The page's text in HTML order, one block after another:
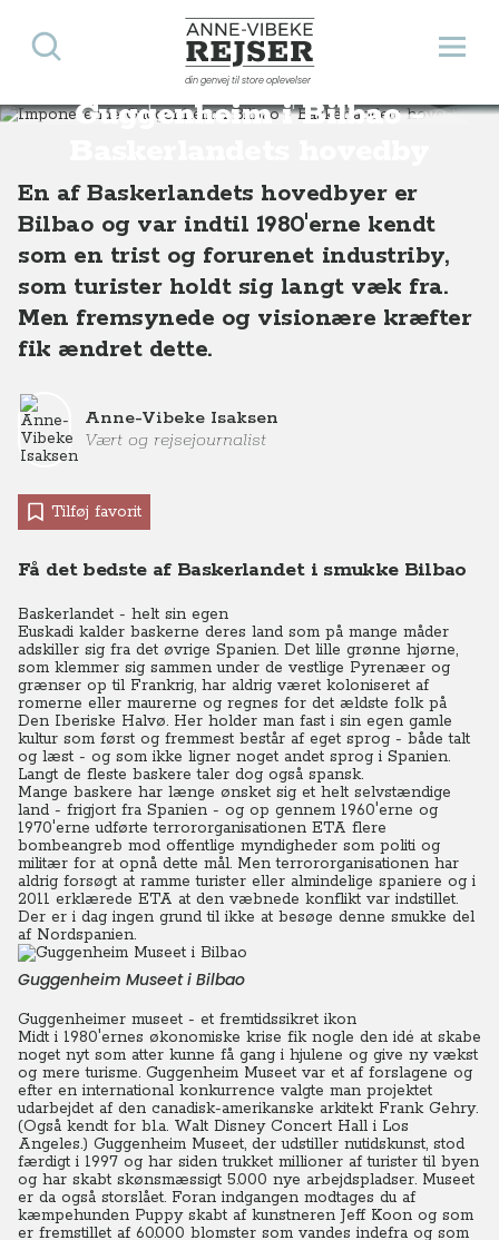
Anne-Vibeke Rejser
din genvej til store oplevelser
Åbn
Søg
Imponerende
Guggenheim i Bilbao -
Destinationer Europa Spanien Imponerende Guggenheim i Bilbao - Baskerlandets hovedby
En af Baskerlandets hovedbyer er
Bilbao og var indtil 1980'erne kendt
som en trist og forurenet industriby,
som turister holdt sig langt væk fra.
Men fremsynede og visionære kræfter
fik ændret dette.
Anne-Vibeke Isaksen
Vært og rejsejournalist
Tilføj favorit
Få det bedste af Baskerlandet i smukke Bilbao
Baskerlandet - helt sin egen
Euskadi kalder baskerne deres land som på mange måder
adskiller sig fra det øvrige Spanien. Det lille grønne hjørne,
som klemmer sig sammen under de vestlige Pyrenæer og
grænser op til Frankrig, har aldrig været koloniseret af
romerne eller maurerne og regnes for det ældste folk på
Den Iberiske Halvø. Her holder man fast i sin egen gamle
kultur som først og fremmest består af eget sprog - både talt
og læst - og som ikke ligner noget andet sprog i Spanien.
Langt de fleste baskere taler dog også spansk.
Mange baskere har længe ønsket sig et helt selvstændige
land - frigjort fra Spanien - og op gennem 1960'erne og
1970'erne udførte terrororganisationen ETA flere
bombeangreb mod offentlige myndigheder som politi og
militær for at opnå dette mål. Men terrororganisationen har
aldrig forsøgt at ramme turister eller almindelige spaniere og i
2011 erklærede ETA at den væbnede konflikt var indstillet.
Der er i dag ingen grund til ikke at besøge denne smukke del
af Nordspanien.
Guggenheim Museet i Bilbao
Guggenheimer museet - et fremtidssikret ikon
Midt i 1980'ernes økonomiske krise fik nogle den idé at skabe
noget nyt som atter kunne få gang i hjulene og give ny vækst
og mere turisme. Guggenheim Museet var et af forslagene og
efter en international konkurrence valgte man projektet
udarbejdet af den canadisk-amerikanske arkitekt Frank Gehry.
(Også kendt for bl.a. Walt Disney Concert Hall i Los
Angeles.) Guggenheim Museet, der udstiller nutidskunst, stod
færdigt i 1997 og har siden trukket millioner af turister til byen
og har skabt skønsmæssigt 5.000 nye arbejdspladser. Museet
er da også storslået. Foran indgangen modtages du af
kæmpehunden Puppy skabt af kunstneren Jeff Koon og som
er fremstillet af 60.000 blomster som vandes indefra og som